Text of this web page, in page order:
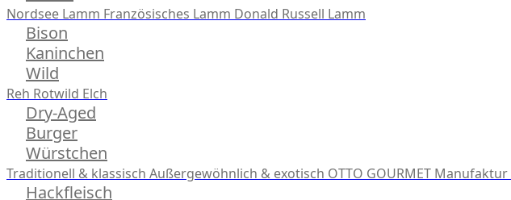
Nordsee Lamm Französisches Lamm Donald Russell Lamm
Bison
Kaninchen
Wild
Reh Rotwild Elch
Dry-Aged
Burger
Würstchen
Traditionell & klassisch Außergewöhnlich & exotisch OTTO GOURMET Manufaktur
Hackfleisch